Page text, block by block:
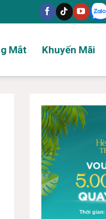
Mắt Khuyến Mãi